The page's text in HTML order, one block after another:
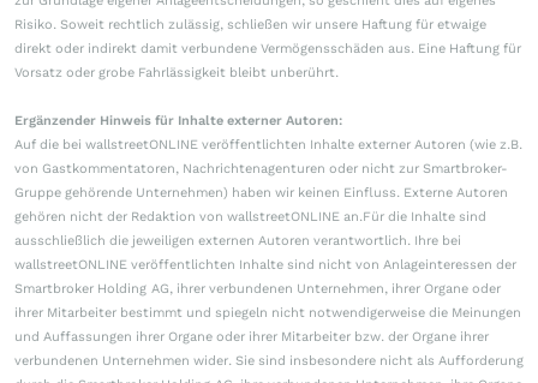
Risiko. Soweit rechtlich zulässig, schließen wir unsere Haftung für etwaige
direkt oder indirekt damit verbundene Vermögensschäden aus. Eine Haftung für
Vorsatz oder grobe Fahrlässigkeit bleibt unberührt.
Ergänzender Hinweis für Inhalte externer Autoren:
Auf die bei wallstreetONLINE veröffentlichten Inhalte externer Autoren (wie z.B.
von Gastkommentatoren, Nachrichtenagenturen oder nicht zur Smartbroker-
Gruppe gehörende Unternehmen) haben wir keinen Einfluss. Externe Autoren
gehören nicht der Redaktion von wallstreetONLINE an.Für die Inhalte sind
ausschließlich die jeweiligen externen Autoren verantwortlich. Ihre bei
wallstreetONLINE veröffentlichten Inhalte sind nicht von Anlageinteressen der
Smartbroker Holding AG, ihrer verbundenen Unternehmen, ihrer Organe oder
ihrer Mitarbeiter bestimmt und spiegeln nicht notwendigerweise die Meinungen
und Auffassungen ihrer Organe oder ihrer Mitarbeiter bzw. der Organe ihrer
verbundenen Unternehmen wider. Sie sind insbesondere nicht als Aufforderung